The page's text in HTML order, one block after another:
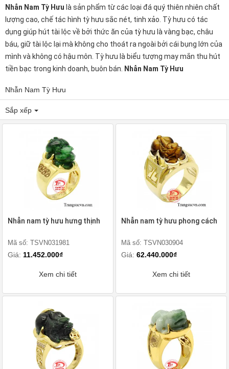
Nhẫn Nam Tỳ Hưu là sản phẩm từ các loại đá quý thiên nhiên chất
lượng cao, chế tác hình tỳ hưu sắc nét, tinh xảo. Tỳ hưu có tác
dụng giúp hút tài lộc về bởi thức ăn của tỳ hưu là vàng bạc, châu
báu, giữ tài lộc lại mà không cho thoát ra ngoài bởi cái bụng lớn của
mình và không có hậu môn. Tỳ hưu là biểu tượng may mắn thu hút
tiền bạc trong kinh doanh, buôn bán.
Nhẫn Nam Tỳ Hưu
Nhẫn Nam Tỳ Hưu
Sắp xếp
Nhẫn nam tỳ hưu hưng thịnh
Mã số: TSVN031981
Giá: 11.452.000₫
Xem chi tiết
Nhẫn nam tỳ hưu phong cách
Mã số: TSVN030904
Giá: 62.440.000₫
Xem chi tiết